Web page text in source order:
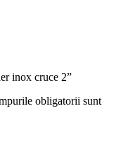
inox cruce 2”
obligatorii sunt